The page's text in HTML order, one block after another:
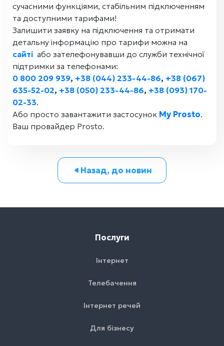
сучасними функціями, стабільним підключенням
та доступними тарифами!
Залишити заявку на підключення та отримати
детальну інформацію про тарифи можна на
сайті або зателефонувавши до служби технічної
підтримки за телефонами:
0 800 209 939, +38 (044) 233-44-86, +38 (067)
635-52-02, +38 (050) 233-44-86, +38 (093) 170-
02-33.
Або просто завантажити застосунок My Prosto.
Ваш провайдер Prosto.
Назад, до новин
Послуги
Інтернет
Телебачення
Інтернет речей
Для бізнесу